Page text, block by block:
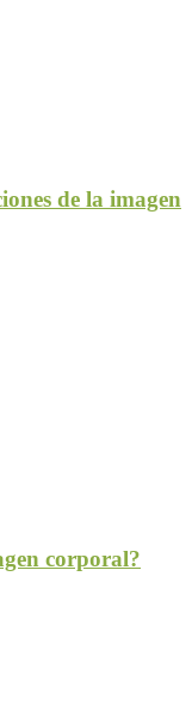
de la imagen
corporal?